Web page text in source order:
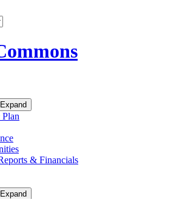
Expand
Plan
& Financials
Expand